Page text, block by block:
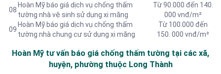
08
Hoàn Mỹ báo giá dịch vụ chống thấm
tường nhà vệ sinh sử dụng xi măng
Từ 90.000 đến 140.
000 vnđ/m²
09
Hoàn Mỹ báo giá dịch vụ chống thấm
tường nhà chung cư sử dụng xi măng
Từ 100.000 đến
150. 000 vnđ/m²
Hoàn Mỹ tư vấn báo giá chống thấm tường tại các xã,
huyện, phường thuộc Long Thành